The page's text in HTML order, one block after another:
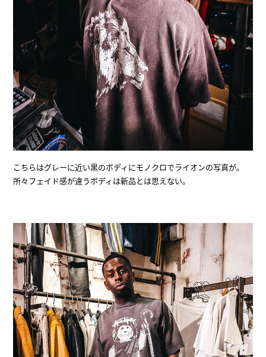
こちらはグレーに近い黒のボディにモノクロでライオンの写真が。
所々フェイド感が違うボディは新品とは思えない。